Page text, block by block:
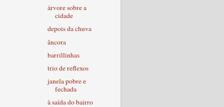
árvore sobre a
cidade
depois da chuva
âncora
barrillinhas
trio de reflexos
janela pobre e
fechada
à saída do bairro